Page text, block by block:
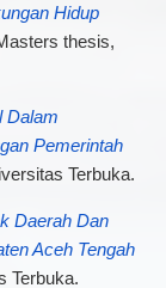
Hidup
thesis,
Dalam
Pemerintah
Terbuka.
Daerah Dan
Aceh Tengah
Terbuka.